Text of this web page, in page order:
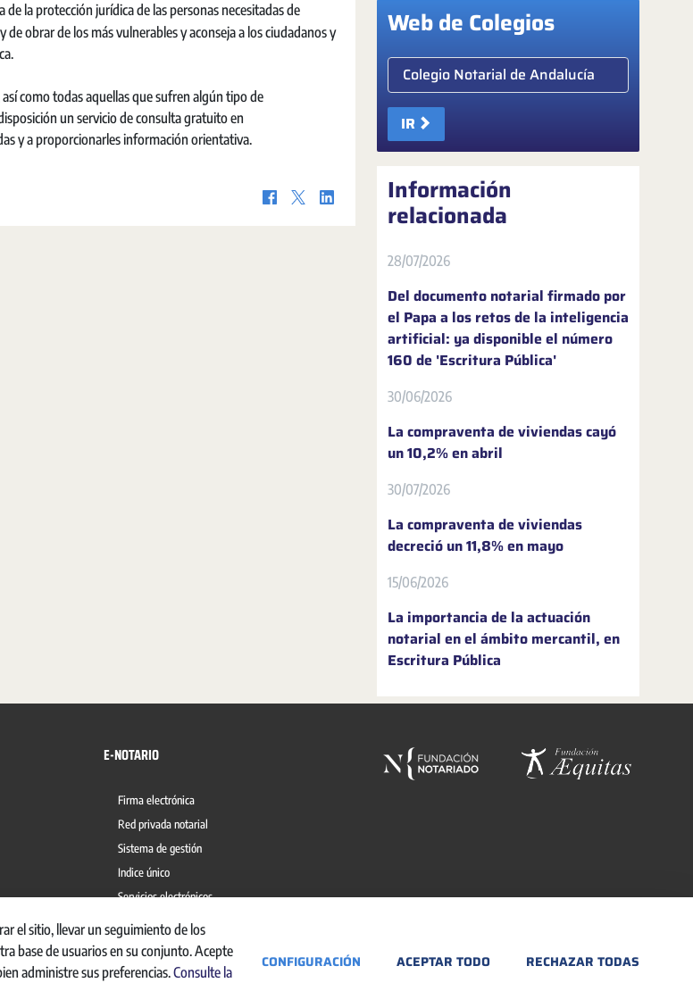
de la protección jurídica de las personas necesitadas de
obrar de los más vulnerables y aconseja a los ciudadanos y
como todas aquellas que sufren algún tipo de
un servicio de consulta gratuito en
y a proporcionarles información orientativa.
Web de Colegios
Elige colegio notarial
IR
Información
relacionada
28/07/2026
Del documento notarial firmado por
el Papa a los retos de la inteligencia
artificial: ya disponible el número
160 de 'Escritura Pública'
30/06/2026
La compraventa de viviendas cayó
un 10,2% en abril
30/07/2026
La compraventa de viviendas
decreció un 11,8% en mayo
15/06/2026
La importancia de la actuación
notarial en el ámbito mercantil, en
Escritura Pública
E-NOTARIO
Firma electrónica
Red privada notarial
Sistema de gestión
Indice único
Servicios electrónicos
Ábaco
el sitio, llevar un seguimiento de los
base de usuarios en su conjunto. Acepte
administre sus preferencias.Consulte la
CONFIGURACIÓN ACEPTAR TODO RECHAZAR TODAS